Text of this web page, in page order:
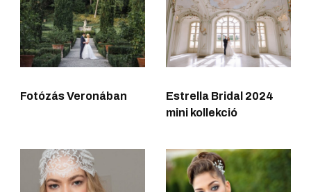
Fotózás Veronában
Estrella Bridal 2024
mini kollekció